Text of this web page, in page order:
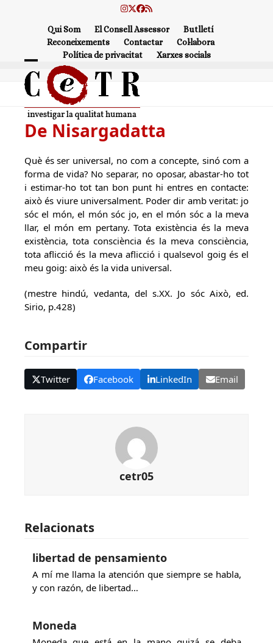
Instagram
Twitter
Facebook
RSS
Qui Som El Consell Assessor
Butlletí
Reconeixements
Contactar
Col·labora
Política de privacitat
Xarxes socials
Open
mobile
menu
Close
mobile
menu
De Nisargadatta
Què és ser universal, no com a concepte, sinó com a
forma de vida? No separar, no oposar, abastar-ho tot
i estimar-ho tot tan bon punt hi entres en contacte:
això és viure universalment. Poder dir amb veritat: jo
sóc el món, el món sóc jo, en el món sóc a la meva
llar, el món em pertany. Tota existència és la meva
existència, tota consciència és la meva consciència,
tota aflicció és la meva aflicció i qualsevol goig és el
meu goig: això és la vida universal.
(mestre hindú, vedanta, del s.XX. Jo sóc Això, ed.
Sirio, p.428)
Compartir
Twitter Facebook LinkedIn Email
cetr05
Relacionats
libertad de pensamiento
A mí me llama la atención que siempre se habla,
y con razón, de libertad…
Moneda